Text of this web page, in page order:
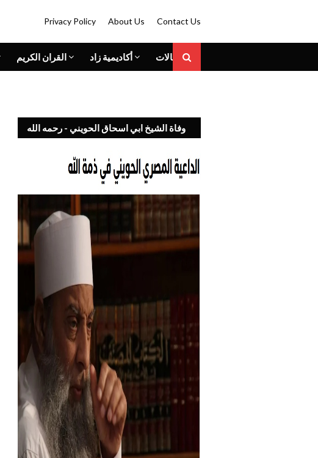
Privacy Policy About Us Contact Us
القران الكريم أكاديمية زاد المقالات
وفاة الشيخ ابي اسحاق الحويني - رحمه الله